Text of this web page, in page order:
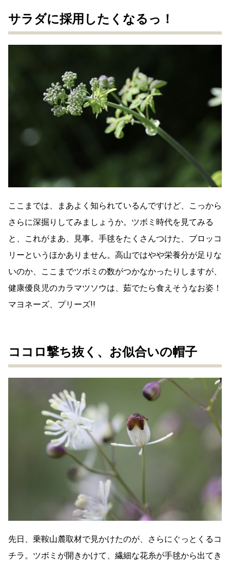
サラダに採用したくなるっ！
ここまでは、まあよく知られているんですけど、こっから
さらに深掘りしてみましょうか。ツボミ時代を見てみる
と、これがまあ、見事。手毬をたくさんつけた、ブロッコ
リーというほかありません。高山ではやや栄養分が足りな
いのか、ここまでツボミの数がつかなかったりしますが、
健康優良児のカラマツソウは、茹でたら食えそうなお姿！
マヨネーズ、プリーズ!!
ココロ撃ち抜く、お似合いの帽子
先日、乗鞍山麓取材で見かけたのが、さらにぐっとくるコ
チラ。ツボミが開きかけて、繊細な花糸が手毬から出てき